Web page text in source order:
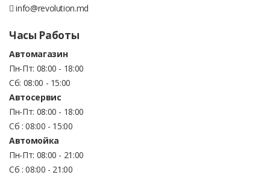
info@revolution.md
Часы Работы
Автомагазин
Пн-Пт: 08:00 - 18:00
Сб: 08:00 - 15:00
Автосервис
Пн-Пт: 08:00 - 18:00
Сб : 08:00 - 15:00
Автомойка
Пн-Пт: 08:00 - 21:00
Сб : 08:00 - 21:00